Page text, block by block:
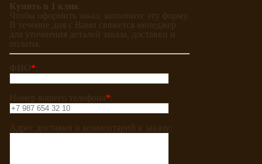
Купить в 1 клик
Чтобы оформить заказ, заполните эту форму.
В течение дня с Вами свяжется менеджер
для уточнения деталей заказа, доставки и
оплаты.
ФИО*
Номер вашего телефона*
Адрес доставки и комментарий к заказу: